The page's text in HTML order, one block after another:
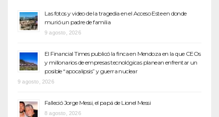
Las fotos y video de la tragedia en el Acceso Este en donde
murió un padre de familia
9 agosto, 2026
El Financial Times publicó la finca en Mendoza en la que CEOs
y millonarios de empresas tecnológicas planean enfrentar un
posible “apocalipsis” y guerra nuclear
9 agosto, 2026
Falleció Jorge Messi, el papá de Lionel Messi
8 agosto, 2026